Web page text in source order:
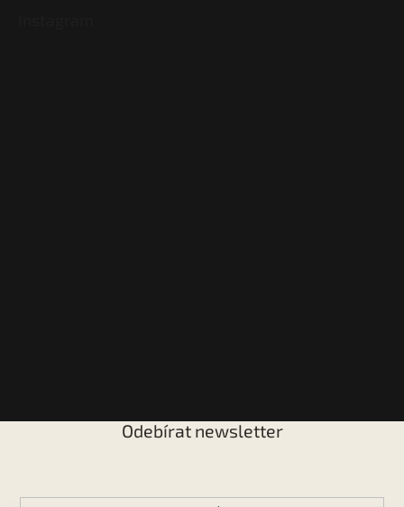
Odebírat newsletter